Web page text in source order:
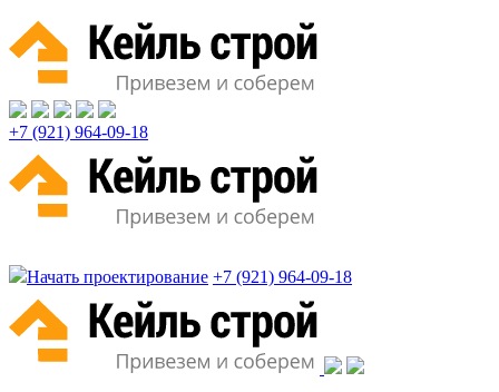
+7 (921) 964-09-18
Начать проектирование +7 (921) 964-09-18